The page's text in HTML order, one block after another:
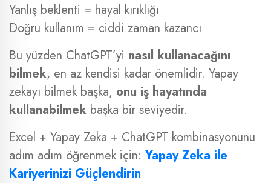
Yanlış beklenti = hayal kırıklığı
Doğru kullanım = ciddi zaman kazancı
Bu yüzden ChatGPT’yi nasıl kullanacağını
bilmek, en az kendisi kadar önemlidir. Yapay
zekayı bilmek başka, onu iş hayatında
kullanabilmek başka bir seviyedir.
Excel + Yapay Zeka + ChatGPT kombinasyonunu
adım adım öğrenmek için: Yapay Zeka ile
Kariyerinizi Güçlendirin